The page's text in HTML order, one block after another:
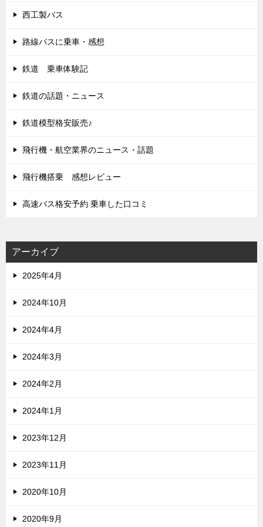
西工製バス
路線バスに乗車・感想
鉄道 乗車体験記
鉄道の話題・ニュース
鉄道模型格安販売♪
飛行機・航空業界のニュース・話題
飛行機搭乗 感想レビュー
高速バス格安予約 乗車した口コミ
アーカイブ
2025年4月
2024年10月
2024年4月
2024年3月
2024年2月
2024年1月
2023年12月
2023年11月
2020年10月
2020年9月